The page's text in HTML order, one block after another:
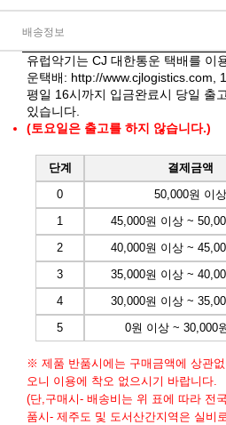
배송정보
유럽악기는 CJ 대한통운 택배를 이
운택배: http://www.cjlogistics.com,
평일 16시까지 입금완료시 당일 출
있습니다.
(토요일은 출고를 하지 않습니다.)
단계 결제금액
0
50,000원 이상
1
45,000원 이상 ~
2
40,000원 이상 ~
3
35,000원 이상 ~
4
30,000원 이상 ~
5
0원 이상 ~ 30,000
※ 제품 반품시에는 구매금액에 상관
오니 이용에 착오 없으시기 바랍니다.
(단,구매시- 배송비는 위 표에 따라 전
품시- 제주도 및 도서산간지역은 실비